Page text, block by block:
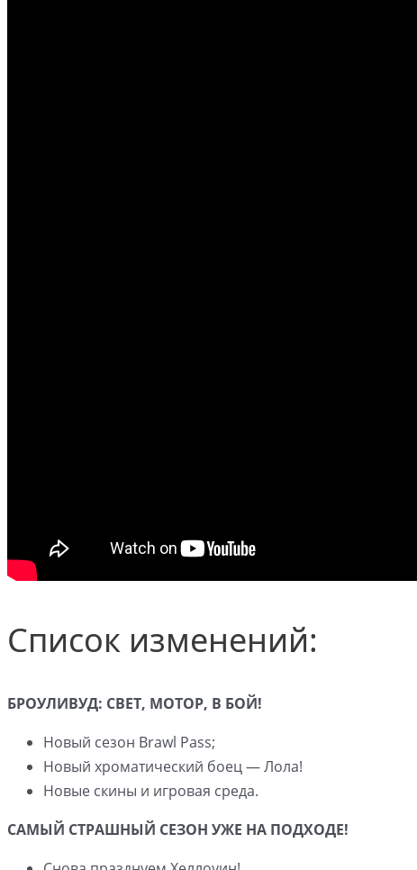
Список изменений:
БРОУЛИВУД: СВЕТ, МОТОР, В БОЙ!
Новый сезон Brawl Pass;
Новый хроматический боец — Лола!
Новые скины и игровая среда.
САМЫЙ СТРАШНЫЙ СЕЗОН УЖЕ НА ПОДХОДЕ!